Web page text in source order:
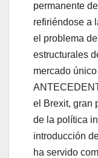
permanente
refiriéndose a
el problema
estructurales
mercado
el Brexit, gran
de la política
introducción
ha servido